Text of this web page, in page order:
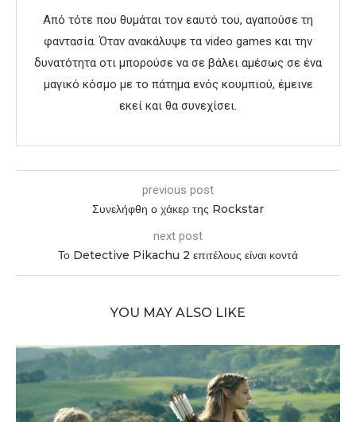
Από τότε που θυμάται τον εαυτό του, αγαπούσε τη
φαντασία. Όταν ανακάλυψε τα video games και την
δυνατότητα οτι μπορούσε να σε βάλει αμέσως σε ένα
μαγικό κόσμο με το πάτημα ενός κουμπιού, έμεινε
εκεί και θα συνεχίσει.
previous post
Συνελήφθη ο χάκερ της Rockstar
next post
Το Detective Pikachu 2 επιτέλους είναι κοντά
YOU MAY ALSO LIKE